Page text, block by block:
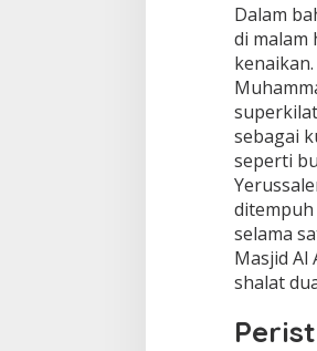
Dalam
di malam
sebagai
seperti
selama
Masjid Al
shalat